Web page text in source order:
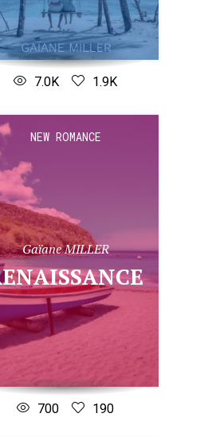
7.0K 1.9K
NEW ROMANCE
Gaïane MILLER
RENAISSANCE
700 190